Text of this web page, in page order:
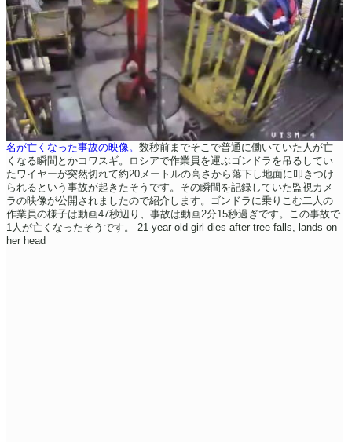
名が亡くなった事故の映像。 数秒前までそこで普通に働いていた人が亡
くなる瞬間とかコワスギ。ロシアで作業員を運ぶゴンドラを吊るしてい
たワイヤーが突然切れて約20メートルの高さから落下し地面に叩きつけ
られるという事故が起きたそうです。その瞬間を記録していた監視カメ
ラの映像が公開されましたので紹介します。ゴンドラに乗りこむ二人の
作業員の様子は動画47秒辺り、事故は動画2分15秒過ぎです。この事故で
1人が亡くなったそうです。
21-year-old girl dies after tree falls, lands on
her head